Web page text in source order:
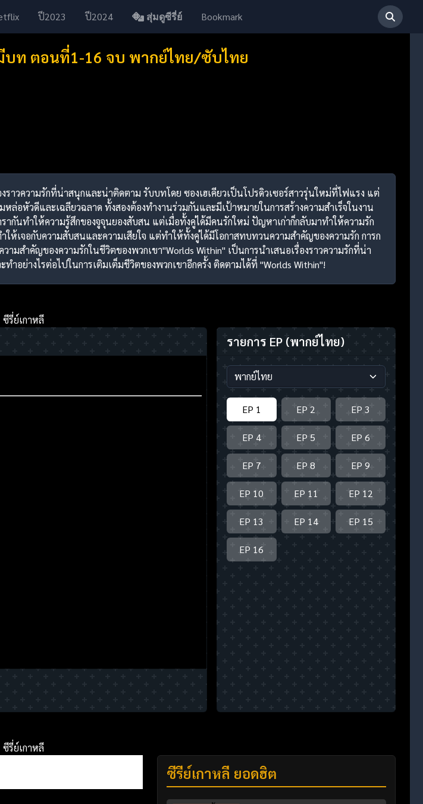
ปี2023 ปี2024 สุ่มดูซีรี่ย์ Bookmark
บท ตอนที่1-16 จบ พากย์ไทย/ซับไทย
ราวความรักที่น่าสนุกและน่าติดตาม รับบทโดย ซองเฮเคียวเป็นโปรดิวเซอร์สาวรุ่นใหม่ที่ไฟแรง แต่
ล่อหัวดีและเฉลียวฉลาด ทั้งสองต้องทำงานร่วมกันและมีเป้าหมายในการสร้างความสำเร็จในงาน
ากันทำให้ความรู้สึกของจูจุนยองสับสน แต่เมื่อทั้งคู่ได้มีคนรักใหม่ ปัญหาเก่าก็กลับมาทำให้ความรัก
ห้เจอกับความสับสนและความเสียใจ แต่ทำให้ทั้งคู่ได้มีโอกาสทบทวนความสำคัญของความรัก การก
สำคัญของความรักในชีวิตของพวกเขา"Worlds Within" เป็นการนำเสนอเรื่องราวความรักที่น่า
อย่างไรต่อไปในการเติมเต็มชีวิตของพวกเขาอีกครั้ง ติดตามได้ที่ "Worlds Within"!
ซีรี่ย์เกาหลี
รายการ EP (พากย์ไทย)
EP 1 EP 2 EP 3
EP 4 EP 5 EP 6
EP 7 EP 8 EP 9
EP 10 EP 11 EP 12
EP 13 EP 14 EP 15
EP 16
ซีรี่ย์เกาหลี
ซีรี่ย์เกาหลี ยอดฮิต